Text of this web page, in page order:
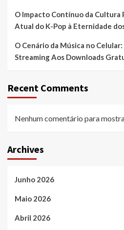
O Impacto Contínuo da Cultura
Atual do K-Pop à Eternidade
O Cenário da Música no
Streaming Aos Downloads
Recent Comments
Nenhum comentário para
Archives
Junho 2026
Maio 2026
Abril 2026